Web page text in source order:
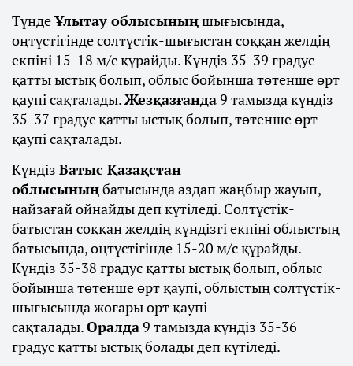
ТүндеҰлытау облысыныңшығысында,
оңтүстігінде солтүстік-шығыстан соққан желдің
екпіні 15-18 м/с құрайды. Күндіз 35-39 градус
қатты ыстық болып, облыс бойынша төтенше өрт
қаупі сақталады.Жезқазғанда9 тамызда күндіз
35-37 градус қатты ыстық болып, төтенше өрт
қаупі сақталады.
Күндіз Батыс Қазақстан
облысыныңбатысында аздап жаңбыр жауып,
найзағай ойнайды деп күтіледі. Солтүстік-
батыстан соққан желдің күндізгі екпіні облыстың
батысында, оңтүстігінде 15-20 м/с құрайды.
Күндіз 35-38 градус қатты ыстық болып, облыс
бойынша төтенше өрт қаупі, облыстың солтүстік-
шығысында жоғары өрт қаупі
сақталады.Оралда9 тамызда күндіз 35-36
градус қатты ыстық болады деп күтіледі.